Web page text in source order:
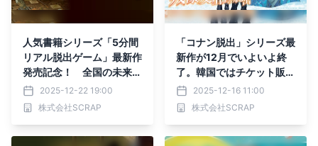
人気書籍シリーズ「5分間
リアル脱出ゲーム」最新作
発売記念！ 全国の未来屋
書店にて無料で遊べる謎解
きキャンペーンを12月26
日(金)より開催！
2025-12-22 19:00
株式会社SCRAP
「コナン脱出」シリーズ最
新作が12月でいよいよ終
了。韓国ではチケット販売
開始30分で即完売の熱狂
も！ リアル脱出ゲーム×名
探偵コナン 『残像の交信
2025-12-16 11:00
株式会社SCRAP